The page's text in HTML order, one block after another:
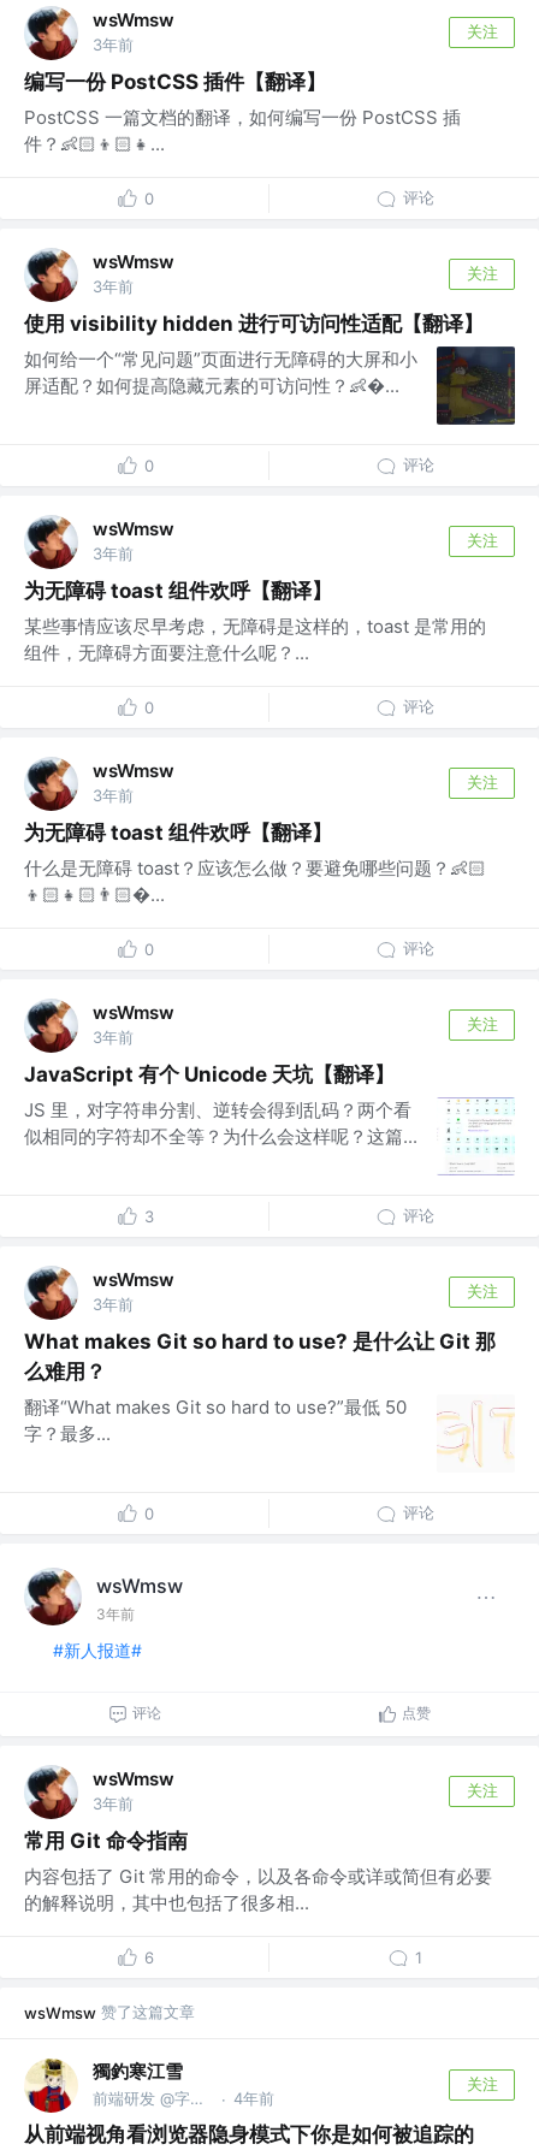
wsWmsw
3年前
关注
编写一份 PostCSS 插件【翻译】
PostCSS 一篇文档的翻译，如何编写一份 PostCSS 插
件？👶🏻👦🏻👧...
0 评论
wsWmsw
3年前
关注
使用 visibility hidden 进行可访问性适配【翻译】
如何给一个“常见问题”页面进行无障碍的大屏和小
屏适配？如何提高隐藏元素的可访问性？👶...
0 评论
wsWmsw
3年前
关注
为无障碍 toast 组件欢呼【翻译】
某些事情应该尽早考虑，无障碍是这样的，toast 是常用的
组件，无障碍方面要注意什么呢？...
0 评论
wsWmsw
3年前
关注
为无障碍 toast 组件欢呼【翻译】
什么是无障碍 toast？应该怎么做？要避免哪些问题？👶🏻
👦🏻👧🏻👨🏻...
0 评论
wsWmsw
3年前
关注
JavaScript 有个 Unicode 天坑【翻译】
JS 里，对字符串分割、逆转会得到乱码？两个看
似相同的字符却不全等？为什么会这样呢？这篇...
3 评论
wsWmsw
3年前
关注
What makes Git so hard to use? 是什么让 Git 那
么难用？
翻译“What makes Git so hard to use?”最低 50
字？最多...
0 评论
wsWmsw
3年前
#新人报道#
评论 点赞
wsWmsw
3年前
关注
常用 Git 命令指南
内容包括了 Git 常用的命令，以及各命令或详或简但有必要
的解释说明，其中也包括了很多相...
6 1
wsWmsw 赞了这篇文章
獨釣寒江雪
前端研发 @字节跳动 · 4年前
关注
从前端视角看浏览器隐身模式下你是如何被追踪的